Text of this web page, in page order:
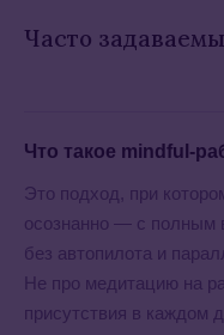
Часто
Что такое mindful-
Это подход, при
осознанно — с полным
без автопилота и
Не про медитацию на
присутствия в каждом